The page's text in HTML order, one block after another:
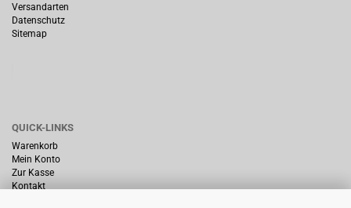
Versandarten
Datenschutz
Sitemap
QUICK-LINKS
Warenkorb
Mein Konto
Zur Kasse
Kontakt